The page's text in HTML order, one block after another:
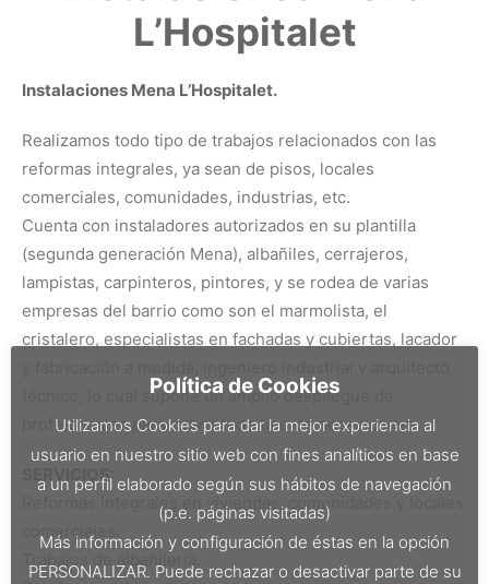
L’Hospitalet
Instalaciones Mena L’Hospitalet.
Realizamos todo tipo de trabajos relacionados con las
reformas integrales, ya sean de pisos, locales
comerciales, comunidades, industrias, etc.
Cuenta con instaladores autorizados en su plantilla
(segunda generación Mena), albañiles, cerrajeros,
lampistas, carpinteros, pintores, y se rodea de varias
empresas del barrio como son el marmolista, el
cristalero, especialistas en fachadas y cubiertas, lacador
técnico, lo cual supone un amplio despliegue de
profesionales para cubrir todo tipo de necesidades.
SERVICIOS:
Reformas integrales en viviendas, comunidades y locales
comerciales.
Política de Cookies
Utilizamos Cookies para dar la mejor experiencia al
usuario en nuestro sitio web con fines analíticos en base
a un perfil elaborado según sus hábitos de navegación
(p.e. páginas visitadas)
Más información y configuración de éstas en la opción
PERSONALIZAR. Puede rechazar o desactivar parte de su